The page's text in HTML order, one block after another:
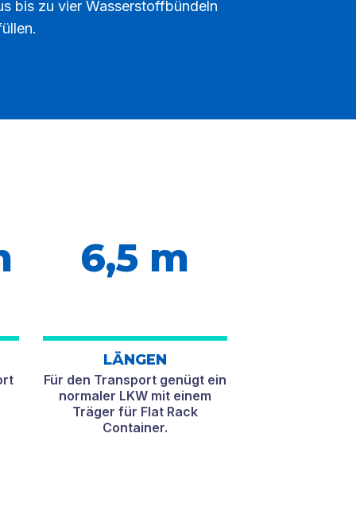
bis zu vier Wasserstoffbündeln
6,5 m
LÄNGEN
Für den Transport genügt ein
normaler LKW mit einem
Träger für Flat Rack
Container.